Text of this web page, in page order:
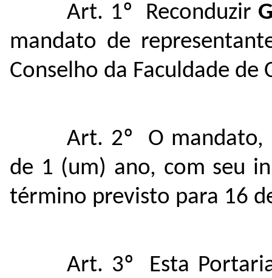
Art. 1º Reconduzir
mandato de
Conselho da Faculdade de
Art. 2º O mandato,
de 1 (um) ano, com seu
término previsto para 16
Art. 3º Esta